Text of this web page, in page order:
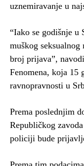
uznemiravanje u
“Iako se godišnje u
muškog
broj prijava”,
Fenomena, koja 15
ravnopravnosti u
Prema poslednjim
Republičkog
policiji bude